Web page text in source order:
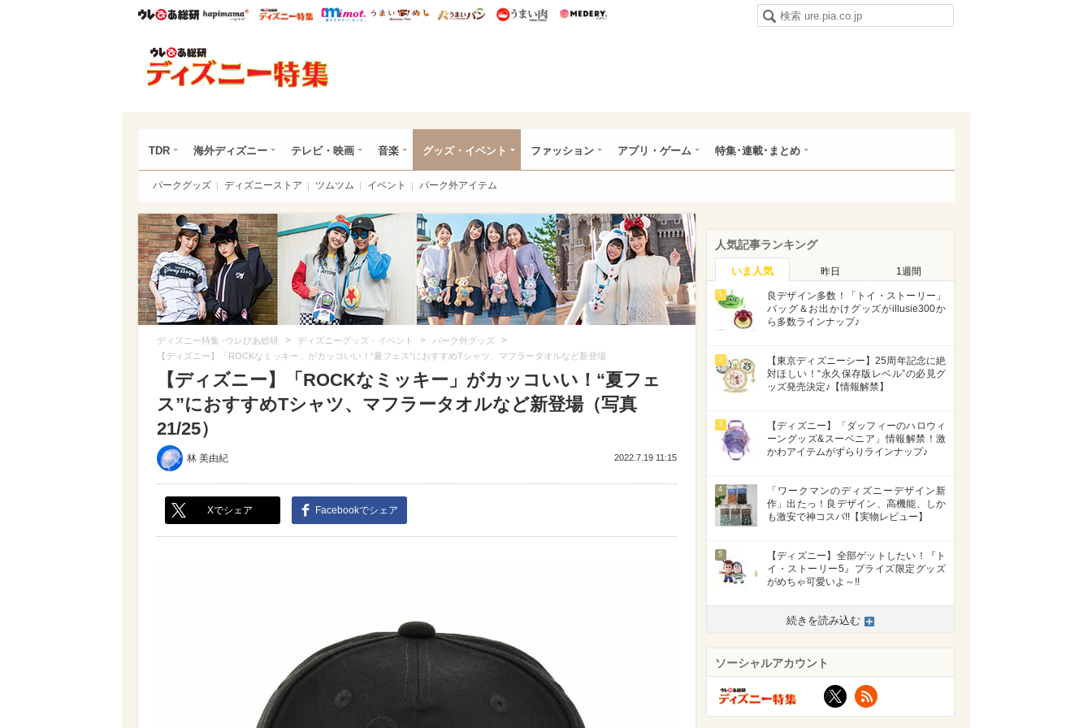
ウレぴあ総研ハピママ* ウレぴあ総研 ディズニー特集
mimot. うまいめし うまいパン うまい肉
TDR 海外ディズニー テレビ・映画 音楽 グッズ・イベント ファッション アプリ・ゲーム 特集･連載･まとめ
パークグッズ ディズニーストア ツムツム イベント パーク外アイテム
ディズニー特集 -ウレぴあ総研 > ディズニーグッズ・イベント > パーク外グッズ >
【ディズニー】「ROCKなミッキー」がカッコいい！“夏フェス”におすすめTシャツ、マフラータオルなど新登場
【ディズニー】「ROCKなミッキー」がカッコいい！“夏フェ
ス”におすすめTシャツ、マフラータオルなど新登場（写真
21/25）
林 美由紀 2022.7.19 11:15
Xでシェア Facebookでシェア
人気記事ランキング
いま人気 昨日 1週間
1
良デザイン多数！「トイ・ストーリー」
バッグ＆お出かけグッズがillusie300か
ら多数ラインナップ♪
2
【東京ディズニーシー】25周年記念に絶
対ほしい！“永久保存版レベル”の必見グ
ッズ発売決定♪【情報解禁】
3
【ディズニー】「ダッフィーのハロウィ
ーングッズ&スーベニア」情報解禁！激
かわアイテムがずらりラインナップ♪
4
「ワークマンのディズニーデザイン新
作」出たっ！良デザイン、高機能、しか
も激安で神コスパ!!【実物レビュー】
5
【ディズニー】全部ゲットしたい！『ト
イ・ストーリー5』プライズ限定グッズ
がめちゃ可愛いよ～!!
続きを読み込む
ソーシャルアカウント
X